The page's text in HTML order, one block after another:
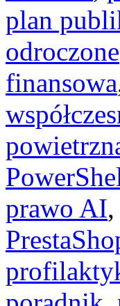
plan
odroczone
finansowa
prawo AI,